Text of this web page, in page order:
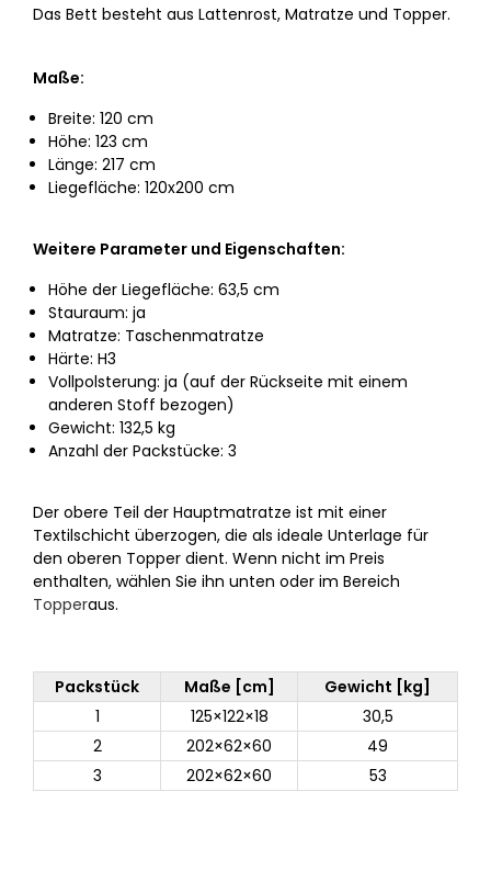
Das Bett besteht aus Lattenrost, Matratze und Topper.
Maße:
Breite: 120 cm
Höhe: 123 cm
Länge: 217 cm
Liegefläche: 120x200 cm
Weitere Parameter und Eigenschaften:
Höhe der Liegefläche: 63,5 cm
Stauraum: ja
Matratze: Taschenmatratze
Härte: H3
Vollpolsterung: ja (auf der Rückseite mit einem
anderen Stoff bezogen)
Gewicht: 132,5 kg
Anzahl der Packstücke: 3
Der obere Teil der Hauptmatratze ist mit einer
Textilschicht überzogen, die als ideale Unterlage für
den oberen Topper dient. Wenn nicht im Preis
enthalten, wählen Sie ihn unten oder im Bereich
Topperaus.
Packstück Maße [cm]
Gewicht [kg]
1
125×122×18
30,5
2
202×62×60
49
3
202×62×60 53